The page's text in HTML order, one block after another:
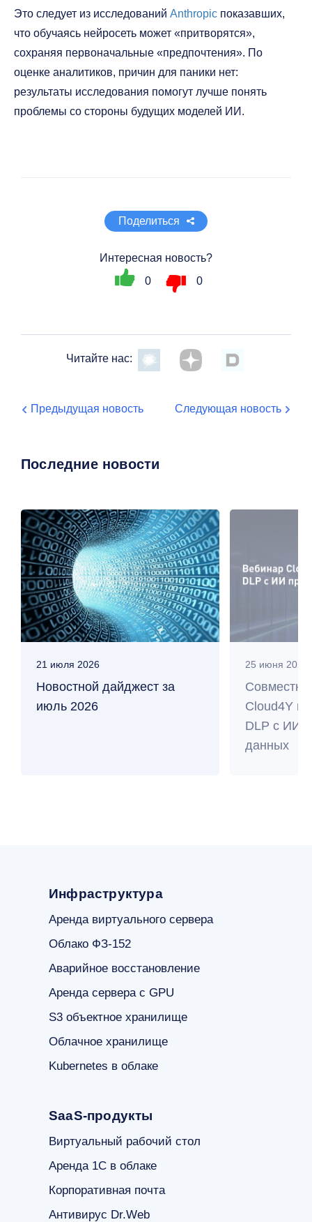
Это следует из исследований Anthropic показавших,
что обучаясь нейросеть может «притворятся»,
сохраняя первоначальные «предпочтения». По
оценке аналитиков, причин для паники нет:
результаты исследования помогут лучше понять
проблемы со стороны будущих моделей ИИ.
Поделиться
Интересная новость?
0
0
Читайте нас:
Предыдущая новость Следующая новость
Последние новости
21 июля 2026
Новостной дайджест за
июль 2026
25 июня 2026
Cloud4Y и
DLP с ИИ
данных
Инфраструктура
Аренда виртуального сервера
Облако ФЗ-152
Аварийное восстановление
Аренда сервера с GPU
S3 объектное хранилище
Облачное хранилище
Kubernetes в облаке
SaaS-продукты
Виртуальный рабочий стол
Аренда 1С в облаке
Корпоративная почта
Антивирус Dr.Web